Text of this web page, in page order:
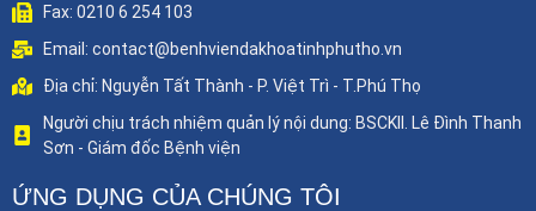
Fax: 0210 6 254 103
Email: contact@benhviendakhoatinhphutho.vn
Địa chỉ: Nguyễn Tất Thành - P. Việt Trì - T.Phú Thọ
Người chịu trách nhiệm quản lý nội dung: BSCKII. Lê Đình Thanh
Sơn - Giám đốc Bệnh viện
ỨNG DỤNG CỦA CHÚNG TÔI